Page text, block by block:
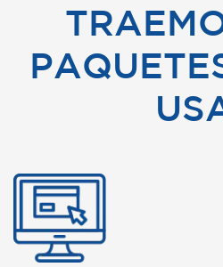
CÓMO